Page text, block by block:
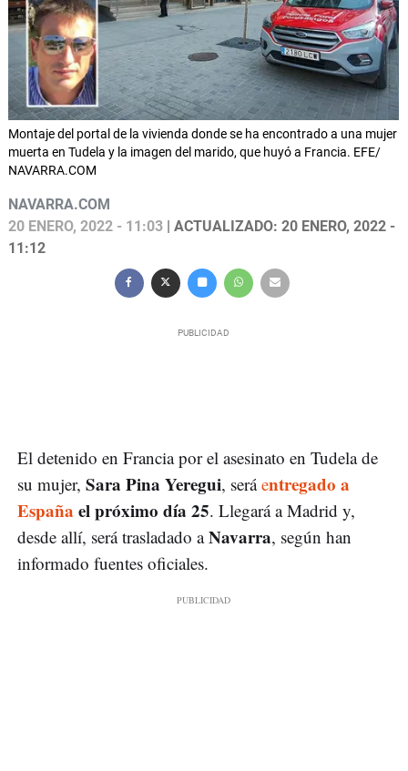
Montaje del portal de la vivienda donde se ha encontrado a una mujer
muerta en Tudela y la imagen del marido, que huyó a Francia. EFE/
NAVARRA.COM
NAVARRA.COM
20 ENERO, 2022 - 11:03 | ACTUALIZADO: 20 ENERO, 2022 -
11:12
El detenido en Francia por el asesinato en Tudela de
su mujer, Sara Pina Yeregui, seráentregado a
España el próximo día 25. Llegará a Madrid y,
desde allí, será trasladado aNavarra, según han
informado fuentes oficiales.